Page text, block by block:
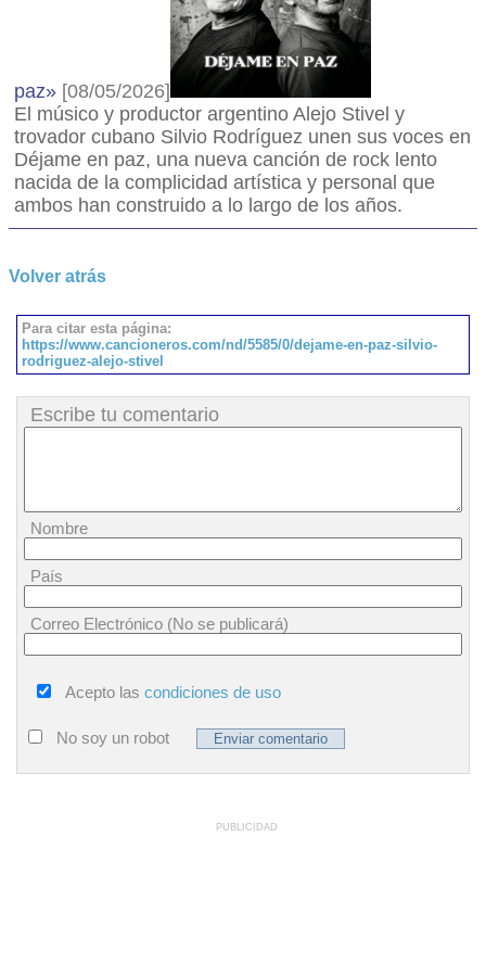
paz» [08/05/2026]
El músico y productor argentino Alejo Stivel y
trovador cubano Silvio Rodríguez unen sus voces en
Déjame en paz, una nueva canción de rock lento
nacida de la complicidad artística y personal que
ambos han construido a lo largo de los años.
Volver atrás
Para citar esta página:
https://www.cancioneros.com/nd/5585/0/dejame-en-paz-silvio-
rodriguez-alejo-stivel
Escribe tu comentario
Nombre
País
Correo Electrónico (No se publicará)
Acepto las condiciones de uso
No soy un robot
PUBLICIDAD